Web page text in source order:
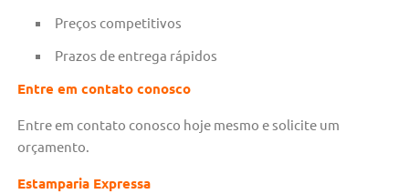
Preços competitivos
Prazos de entrega rápidos
Entre em contato conosco
Entre em contato conosco hoje mesmo e solicite um
orçamento.
Estamparia Expressa